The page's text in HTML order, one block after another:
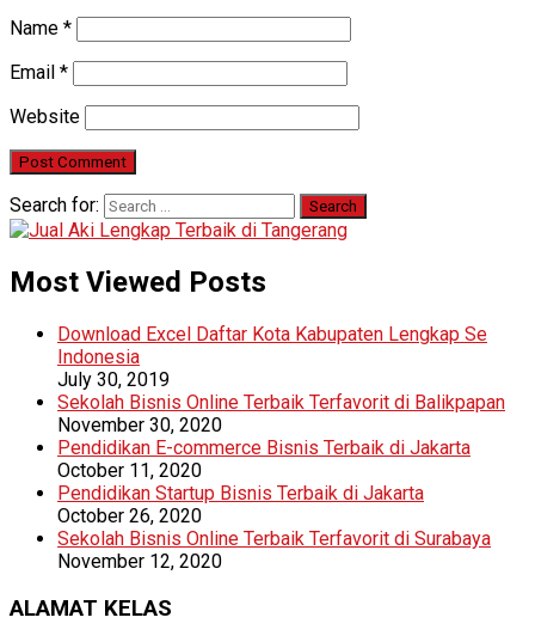
Name *
Email *
Website
Search for:
Most Viewed Posts
Download Excel Daftar Kota Kabupaten Lengkap Se
Indonesia
July 30, 2019
Sekolah Bisnis Online Terbaik Terfavorit di Balikpapan
November 30, 2020
Pendidikan E-commerce Bisnis Terbaik di Jakarta
October 11, 2020
Pendidikan Startup Bisnis Terbaik di Jakarta
October 26, 2020
Sekolah Bisnis Online Terbaik Terfavorit di Surabaya
November 12, 2020
ALAMAT KELAS